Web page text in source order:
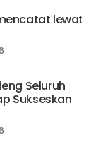
lewat
Seluruh
Sukseskan